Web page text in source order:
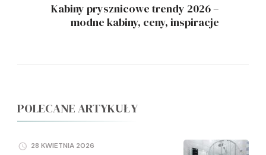
Kabiny prysznicowe trendy 2026 –
modne kabiny, ceny, inspiracje
POLECANE ARTYKUŁY
28 KWIETNIA 2026